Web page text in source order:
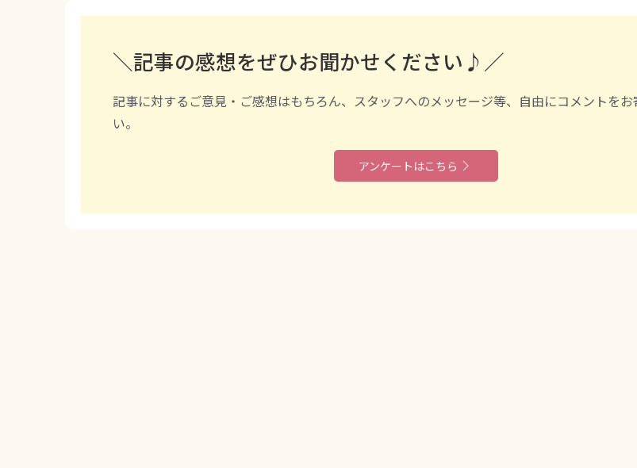
＼記事の感想をぜひお聞かせください♪／
記事に対するご意見・ご感想はもちろん、スタッフへのメッセージ等、自由にコメントをお
い。
アンケートはこちら